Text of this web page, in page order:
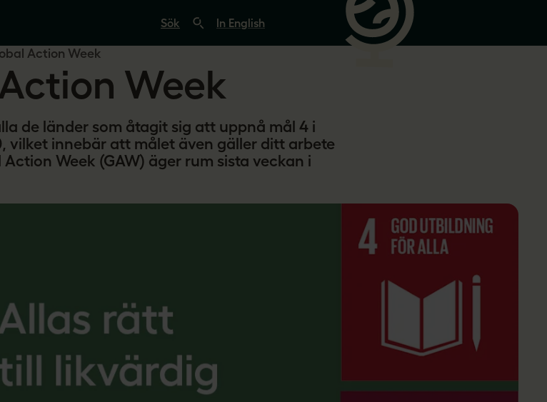
ö
p
s
v
e
i
g
e
s
l
a
In English
Action Week
Week
de länder som åtagit sig att uppnå mål 4 i
vilket innebär att målet även gäller ditt arbete
Week (GAW) äger rum sista veckan i